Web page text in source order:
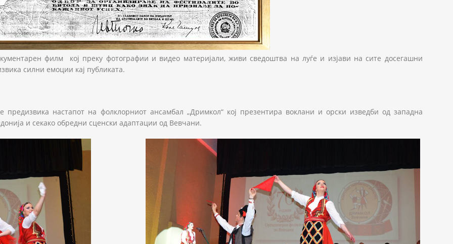
филм кој преку фотографии и видео материјали, живи сведоштва на луѓе и изјави на сите досегашни
силни емоции кај публиката.
предизвика настапот на фолклорниот ансамбал „Дримкол“ кој презентира воклани и орски изведби од западна
и секако обредни сценски адаптации од Вевчани.